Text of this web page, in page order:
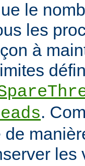
le
les
à
.
les